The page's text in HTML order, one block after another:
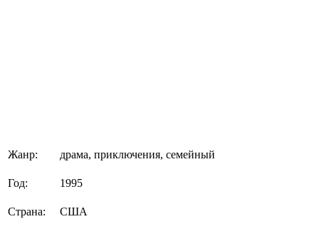
Жанр: драма, приключения, семейный
Год: 1995
Страна: США